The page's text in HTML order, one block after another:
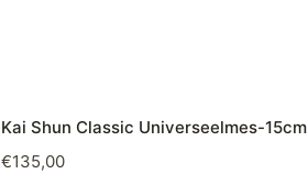
Kai Shun Classic Universeelmes-15cm
€135,00